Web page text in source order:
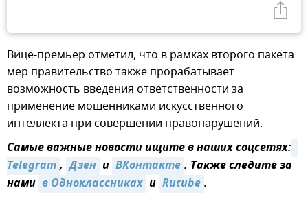
Вице-премьер отметил, что в рамках второго пакета
мер правительство также прорабатывает
возможность введения ответственности за
применение мошенниками искусственного
интеллекта при совершении правонарушений.
Самые важные новости ищите в наших соцсетях:
Telegram, Дзен и ВКонтакте. Также следите за
нами в Одноклассниках и Rutube.